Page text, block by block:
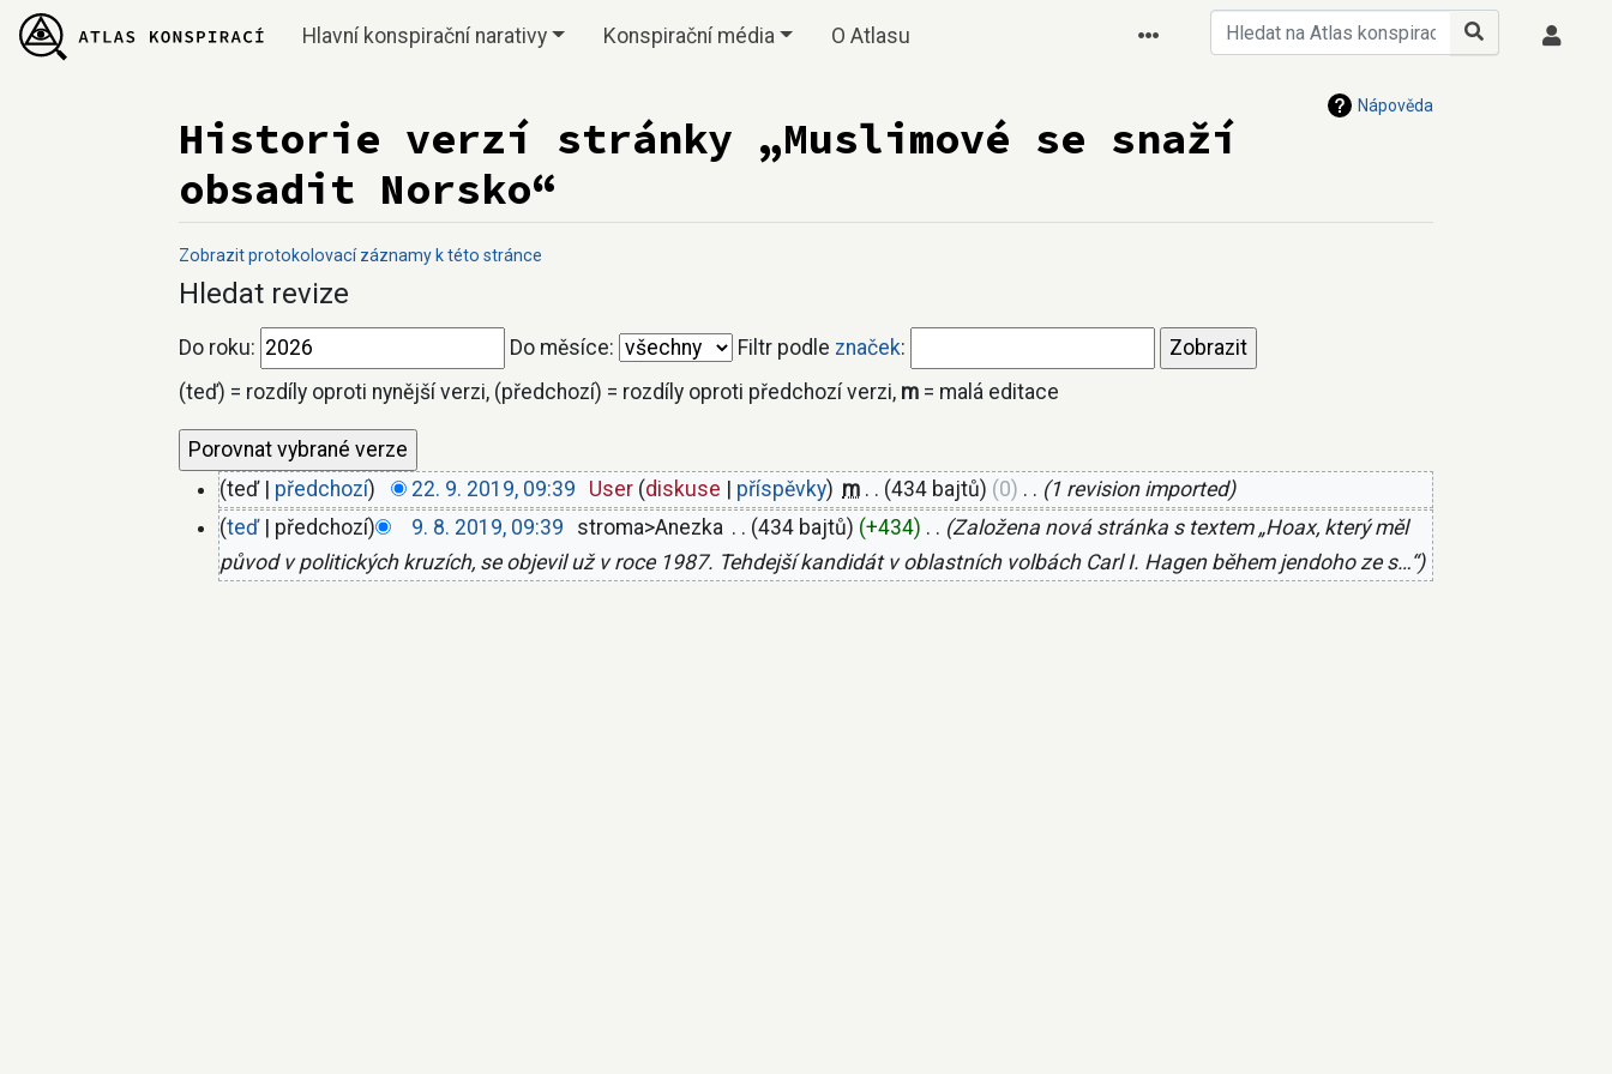
Hlavní konspirační narativy Konspirační média O Atlasu
Nápověda
Historie verzí stránky „Muslimové se snaží
obsadit Norsko“
Zobrazit protokolovací záznamy k této stránce
Přejít na:navigace,
Hledat revize
Do roku: Do měsíce: Filtr podle značek:
(teď) = rozdíly oproti nynější verzi, (předchozí) = rozdíly oproti předchozí verzi, m = malá editace
teď předchozí 22. 9. 2019, 09:39 User diskuse příspěvky m 434 bajtů 0
1 revision imported
teď
předchozí 9. 8. 2019, 09:39 stroma>Anezka 434 bajtů +434
Založena nová stránka s textem „Hoax, který měl
původ v politických kruzích, se objevil už v roce 1987. Tehdejší kandidát v oblastních volbách Carl I. Hagen během jendoho ze s…“